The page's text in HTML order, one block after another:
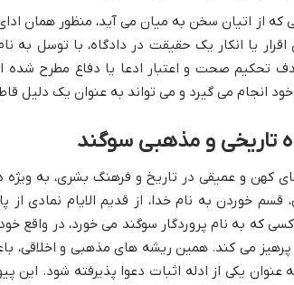
که از اتیان سخن به میان می آید، منظور همان
یا انکار یک حقیقت در دادگاه، با توسل به
تحکیم صحت و اعتبار ادعا یا دفاع مطرح
انجام می گیرد و می تواند به عنوان یک دلیل
تاریخی و مذهبی سوگند
کهن و عمیقی در تاریخ و فرهنگ بشری، به ویژه
قسم خوردن به نام خدا، از قدیم الایام نمادی
که به نام پروردگار سوگند می خورد، در واقع
می کند. همین ریشه های مذهبی و اخلاقی،
عنوان یکی از ادله اثبات دعوا پذیرفته شود. این